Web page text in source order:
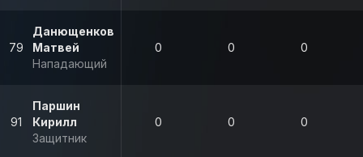
79
Данющенков
Матвей
Нападающий
0 0 0
91
Паршин
Кирилл
Защитник
0 0 0